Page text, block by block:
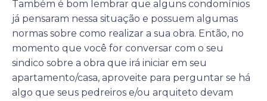
Também é bom lembrar que alguns condomínios
já pensaram nessa situação e possuem algumas
normas sobre como realizar a sua obra. Então, no
momento que você for conversar com o seu
sindico sobre a obra que irá iniciar em seu
apartamento/casa, aproveite para perguntar se há
algo que seus pedreiros e/ou arquiteto devam